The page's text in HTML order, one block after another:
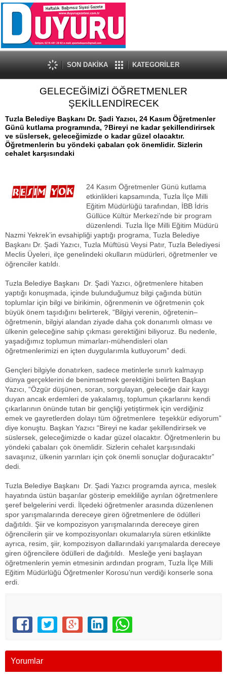
SON DAKİKA KATEGORİLER
GELECEĞİMİZİ ÖĞRETMENLER
ŞEKİLLENDİRECEK
Tuzla Belediye Başkanı Dr. Şadi Yazıcı, 24 Kasım Öğretmenler
Günü kutlama programında, ?Bireyi ne kadar şekillendirirsek
ve süslersek, geleceğimizde o kadar güzel olacaktır.
Öğretmenlerin bu yöndeki çabaları çok önemlidir. Sizlerin
cehalet karşısındaki
24 Kasım Öğretmenler Günü kutlama
etkinlikleri kapsamında, Tuzla İlçe Milli
Eğitim Müdürlüğü tarafından, İBB İdris
Güllüce Kültür Merkezi’nde bir program
düzenlendi. Tuzla İlçe Milli Eğitim Müdürü
Nazmi Yekrek’in evsahipliği yaptığı programa, Tuzla Belediye
Başkanı Dr. Şadi Yazıcı, Tuzla Müftüsü Veysi Patır, Tuzla Belediyesi
Meclis Üyeleri, ilçe genelindeki okulların müdürleri, öğretmenler ve
öğrenciler katıldı.
Tuzla Belediye Başkanı Dr. Şadi Yazıcı, öğretmenlere hitaben
yaptığı konuşmada, içinde bulunduğumuz bilgi çağında bütün
toplumlar için bilgi ve birikimin, öğrenmenin ve öğretmenin çok
büyük önem taşıdığını belirterek, “Bilgiyi verenin, öğretenin–
öğretmenin, bilgiyi alandan ziyade daha çok donanımlı olması ve
ülkenin geleceğine sahip çıkması gerektiğini biliyoruz. Bu nedenle,
yaşadığımız toplumun mimarları-mühendisleri olan
öğretmenlerimizi en içten duygularımla kutluyorum” dedi.
Gençleri bilgiyle donatırken, sadece metinlerle sınırlı kalmayıp
dünya gerçeklerini de benimsetmek gerektiğini belirten Başkan
Yazıcı, “Özgür düşünen, soran, sorgulayan, geleceğe dair kaygı
duyan ancak erdemleri de yakalamış, toplumun çıkarlarını kendi
çıkarlarının önünde tutan bir gençliği yetiştirmek için verdiğiniz
emek ve gayretlerden dolayı tüm öğretmenlere teşekkür ediyorum”
diye konuştu. Başkan Yazıcı “Bireyi ne kadar şekillendirirsek ve
süslersek, geleceğimizde o kadar güzel olacaktır. Öğretmenlerin bu
yöndeki çabaları çok önemlidir. Sizlerin cehalet karşısındaki
savaşınız, ülkenin yarınları için çok önemli sonuçlar doğuracaktır”
dedi.
Tuzla Belediye Başkanı Dr. Şadi Yazıcı programda ayrıca, meslek
hayatında üstün başarılar gösterip emekliliğe ayrılan öğretmenlere
şeref belgelerini verdi. İlçedeki öğretmenler arasında düzenlenen
spor yarışmalarında dereceye giren öğretmenlere de ödülleri
dağıtıldı. Şiir ve kompozisyon yarışmalarında dereceye giren
öğrencilerin şiir ve kompozisyonları okumalarıyla süren etkinlikte
ayrıca, resim, şiir, kompozisyon dallarındaki yarışmalarda dereceye
giren öğrencilere ödülleri de dağıtıldı. Mesleğe yeni başlayan
öğretmenlerin yemin etmesinin ardından program, Tuzla İlçe Milli
Eğitim Müdürlüğü Öğretmenler Korosu’nun verdiği konserle sona
erdi.
Yorumlar